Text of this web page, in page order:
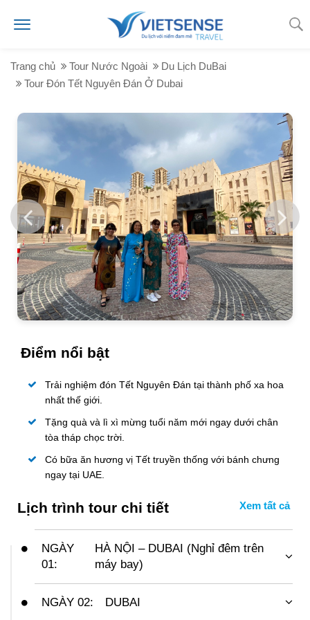
Trang chủ Tour Nước Ngoài
Du Lịch DuBai
Tour Đón Tết Nguyên Đán Ở Dubai
Điểm nổi bật
Trải nghiệm đón Tết Nguyên Đán tại thành phố xa hoa
nhất thế giới.
Tặng quà và lì xì mừng tuổi năm mới ngay dưới chân
tòa tháp chọc trời.
Có bữa ăn hương vị Tết truyền thống với bánh chưng
ngay tại UAE.
Lịch trình tour chi tiết
NGÀY
01:
HÀ NỘI – DUBAI (Nghỉ đêm trên
máy bay)
Tối:Quý khách tập trung ở điểm hẹn, xe du lịch cao
cấp được chuẩn bị cùng với đoàn hướng dẫn viên từ
NGÀY 02: DUBAI